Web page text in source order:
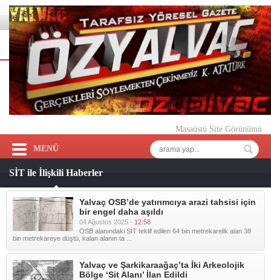
Masaüstü Site Görünümü
MENÜ
SİT ile İlişkili Haberler
Yalvaç OSB’de yatırımcıya arazi tahsisi için
bir engel daha aşıldı
04 Ağustos 2025 - 12:58
OSB alanındaki SİT teklif edilen 64 bin metrekarelik alan 38
bin metrekareye düştü, kalan alanın ta ...
Yalvaç ve Şarkikaraağaç’ta İki Arkeolojik
Bölge ‘Sit Alanı’ İlan Edildi